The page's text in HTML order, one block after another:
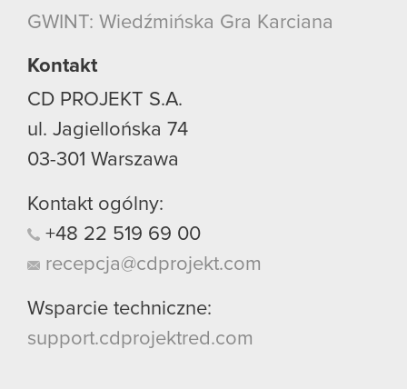
GWINT: Wiedźmińska Gra Karciana
Kontakt
CD PROJEKT S.A.
ul. Jagiellońska 74
03-301 Warszawa
Kontakt ogólny:
+48 22 519 69 00
recepcja@cdprojekt.com
Wsparcie techniczne:
support.cdprojektred.com